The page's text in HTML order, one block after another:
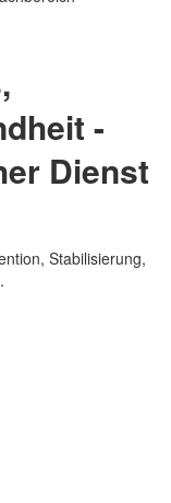
-
Dienst
Stabilisierung,